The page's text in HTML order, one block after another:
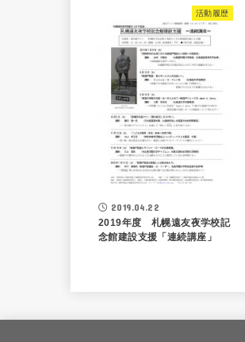
活動履歴
2019.04.22
2019年度 札幌遠友夜学校記
念館建設支援「連続講座」